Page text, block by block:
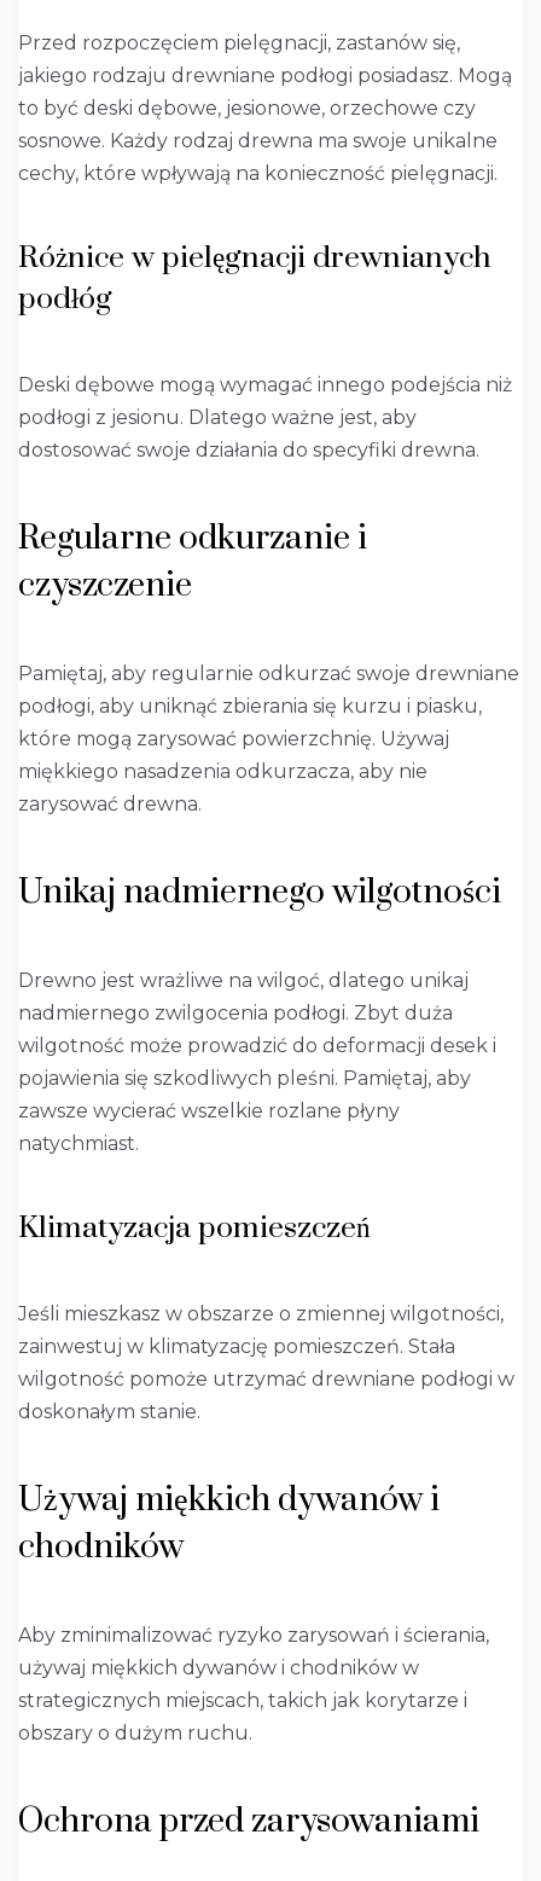
Przed rozpoczęciem pielęgnacji, zastanów się,
jakiego rodzaju drewniane podłogi posiadasz. Mogą
to być deski dębowe, jesionowe, orzechowe czy
sosnowe. Każdy rodzaj drewna ma swoje unikalne
cechy, które wpływają na konieczność pielęgnacji.
Różnice w pielęgnacji drewnianych
podłóg
Deski dębowe mogą wymagać innego podejścia niż
podłogi z jesionu. Dlatego ważne jest, aby
dostosować swoje działania do specyfiki drewna.
Regularne odkurzanie i
czyszczenie
Pamiętaj, aby regularnie odkurzać swoje drewniane
podłogi, aby uniknąć zbierania się kurzu i piasku,
które mogą zarysować powierzchnię. Używaj
miękkiego nasadzenia odkurzacza, aby nie
zarysować drewna.
Unikaj nadmiernego wilgotności
Drewno jest wrażliwe na wilgoć, dlatego unikaj
nadmiernego zwilgocenia podłogi. Zbyt duża
wilgotność może prowadzić do deformacji desek i
pojawienia się szkodliwych pleśni. Pamiętaj, aby
zawsze wycierać wszelkie rozlane płyny
natychmiast.
Klimatyzacja pomieszczeń
Jeśli mieszkasz w obszarze o zmiennej wilgotności,
zainwestuj w klimatyzację pomieszczeń. Stała
wilgotność pomoże utrzymać drewniane podłogi w
doskonałym stanie.
Używaj miękkich dywanów i
chodników
Aby zminimalizować ryzyko zarysowań i ścierania,
używaj miękkich dywanów i chodników w
strategicznych miejscach, takich jak korytarze i
obszary o dużym ruchu.
Ochrona przed zarysowaniami